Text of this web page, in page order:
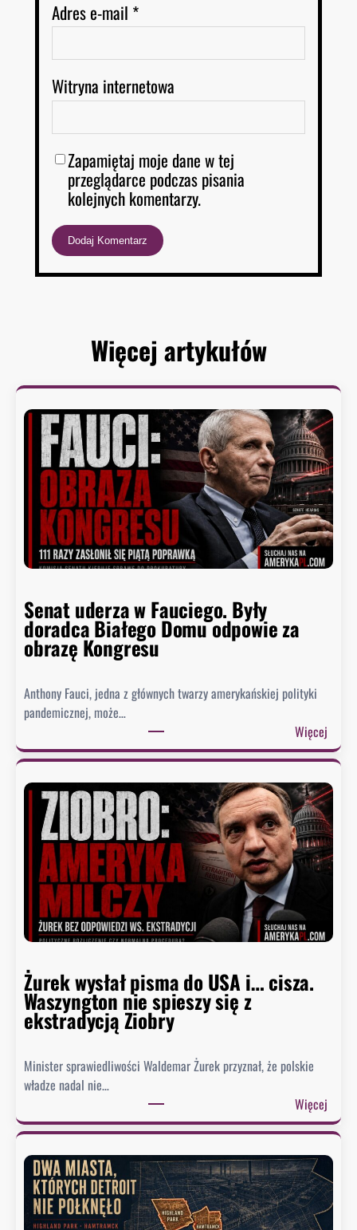
Adres e-mail *
Witryna internetowa
Zapamiętaj moje dane w tej
przeglądarce podczas pisania
kolejnych komentarzy.
Więcej artykułów
Senat uderza w Fauciego. Były
doradca Białego Domu odpowie za
obrazę Kongresu
Anthony Fauci, jedna z głównych twarzy amerykańskiej polityki
pandemicznej, może…
Więcej:
S
n
a
t
u
d
a
g
o
.
B
ł
y
Żurek wysłał pisma do USA i… cisza.
Waszyngton nie spieszy się z
ekstradycją Ziobry
Minister sprawiedliwości Waldemar Żurek przyznał, że polskie
władze nadal nie…
Więcej:
Ż
r
e
k